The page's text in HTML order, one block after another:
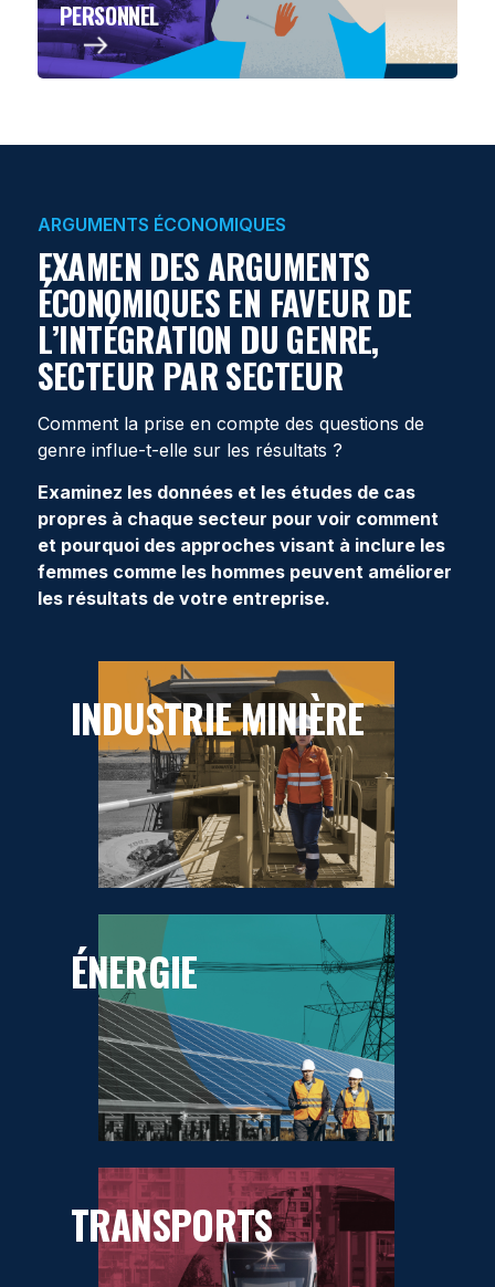
PERSONNEL
ARGUMENTS ÉCONOMIQUES
EXAMEN DES ARGUMENTS
ÉCONOMIQUES EN FAVEUR DE
L’INTÉGRATION DU GENRE,
SECTEUR PAR SECTEUR
Comment la prise en compte des questions de
genre influe-t-elle sur les résultats ?
Examinez les données et les études de cas
propres à chaque secteur pour voir comment
et pourquoi des approches visant à inclure les
femmes comme les hommes peuvent améliorer
les résultats de votre entreprise.
INDUSTRIE MINIÈRE
ÉNERGIE
TRANSPORTS